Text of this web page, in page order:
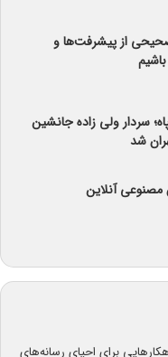
از پیشرفت‌ها و
سردار ولی زاده جانشین
شد
آنلاین